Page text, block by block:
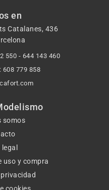
en
Catalanes, 436
550 - 644 143 460
608 779 858
somos
uso y compra